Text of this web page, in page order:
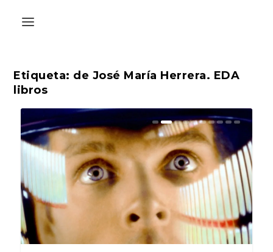
Etiqueta: de José María Herrera. EDA
libros